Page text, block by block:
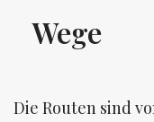
Wege
Die Routen sind